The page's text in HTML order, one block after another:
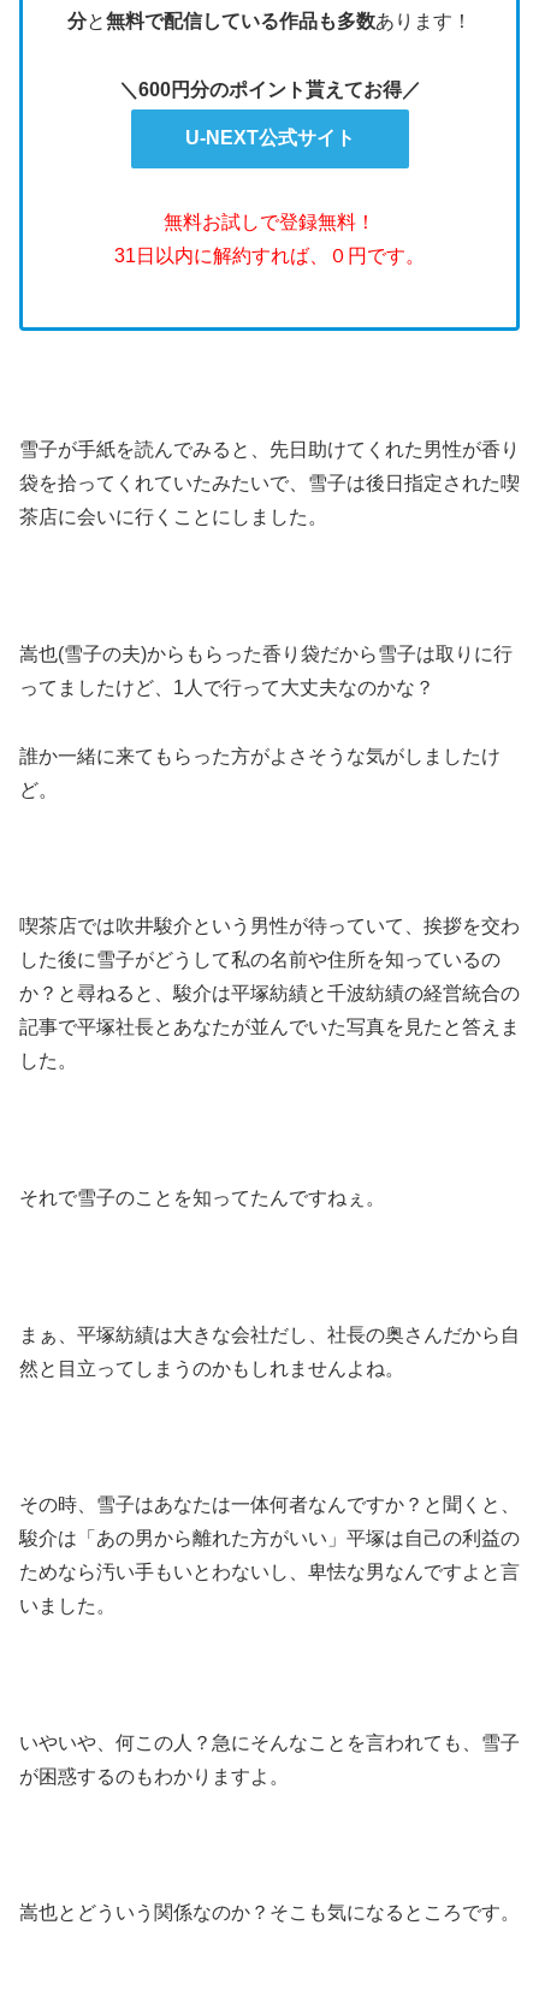
分と無料で配信している作品も多数あります！
＼600円分のポイント貰えてお得／
U-NEXT公式サイト
無料お試しで登録無料！
31日以内に解約すれば、０円です。
雪子が手紙を読んでみると、先日助けてくれた男性が香り
袋を拾ってくれていたみたいで、雪子は後日指定された喫
茶店に会いに行くことにしました。
嵩也(雪子の夫)からもらった香り袋だから雪子は取りに行
ってましたけど、1人で行って大丈夫なのかな？
誰か一緒に来てもらった方がよさそうな気がしましたけ
ど。
喫茶店では吹井駿介という男性が待っていて、挨拶を交わ
した後に雪子がどうして私の名前や住所を知っているの
か？と尋ねると、駿介は平塚紡績と千波紡績の経営統合の
記事で平塚社長とあなたが並んでいた写真を見たと答えま
した。
それで雪子のことを知ってたんですねぇ。
まぁ、平塚紡績は大きな会社だし、社長の奥さんだから自
然と目立ってしまうのかもしれませんよね。
その時、雪子はあなたは一体何者なんですか？と聞くと、
駿介は「あの男から離れた方がいい」平塚は自己の利益の
ためなら汚い手もいとわないし、卑怯な男なんですよと言
いました。
いやいや、何この人？急にそんなことを言われても、雪子
が困惑するのもわかりますよ。
嵩也とどういう関係なのか？そこも気になるところです。